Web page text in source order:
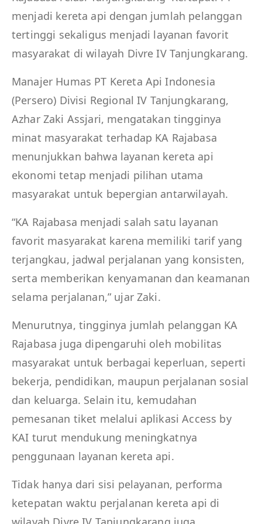
menjadi kereta api dengan jumlah pelanggan
tertinggi sekaligus menjadi layanan favorit
masyarakat di wilayah Divre IV Tanjungkarang.
Manajer Humas PT Kereta Api Indonesia
(Persero) Divisi Regional IV Tanjungkarang,
Azhar Zaki Assjari, mengatakan tingginya
minat masyarakat terhadap KA Rajabasa
menunjukkan bahwa layanan kereta api
ekonomi tetap menjadi pilihan utama
masyarakat untuk bepergian antarwilayah.
“KA Rajabasa menjadi salah satu layanan
favorit masyarakat karena memiliki tarif yang
terjangkau, jadwal perjalanan yang konsisten,
serta memberikan kenyamanan dan keamanan
selama perjalanan,” ujar Zaki.
Menurutnya, tingginya jumlah pelanggan KA
Rajabasa juga dipengaruhi oleh mobilitas
masyarakat untuk berbagai keperluan, seperti
bekerja, pendidikan, maupun perjalanan sosial
dan keluarga. Selain itu, kemudahan
pemesanan tiket melalui aplikasi Access by
KAI turut mendukung meningkatnya
penggunaan layanan kereta api.
Tidak hanya dari sisi pelayanan, performa
ketepatan waktu perjalanan kereta api di